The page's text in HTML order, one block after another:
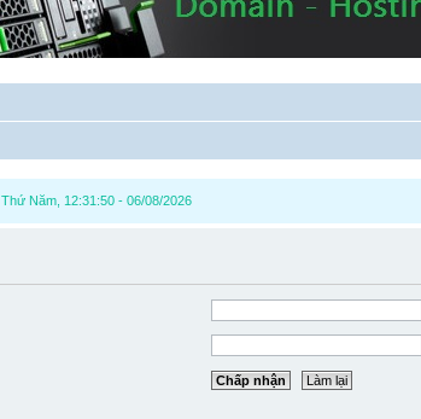
Thứ Năm, 12:31:50 - 06/08/2026